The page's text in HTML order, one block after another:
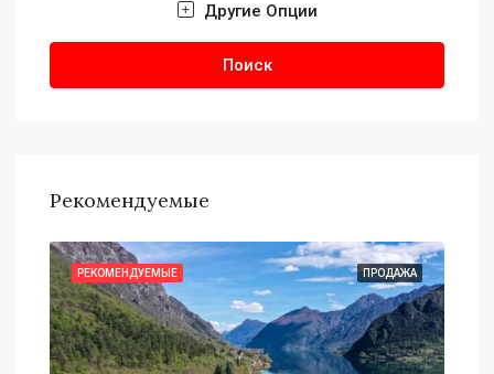
Другие Опции
Поиск
Рекомендуемые
ПРОДАЖА
РЕКОМЕНДУЕМЫЕ